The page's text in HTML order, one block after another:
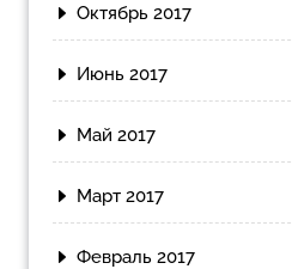
Октябрь 2017
Июнь 2017
Май 2017
Март 2017
Февраль 2017